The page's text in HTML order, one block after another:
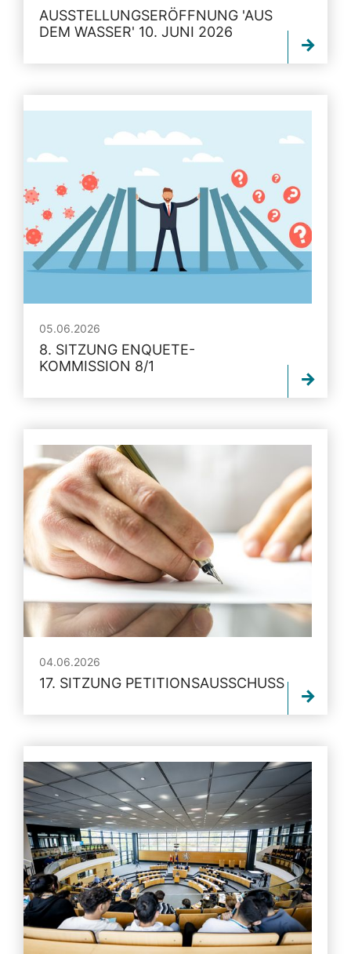
AUSSTELLUNGSERÖFFNUNG 'AUS
DEM WASSER' 10. JUNI 2026
05.06.2026
8. SITZUNG ENQUETE-
KOMMISSION 8/1
04.06.2026
17. SITZUNG PETITIONSAUSSCHUSS